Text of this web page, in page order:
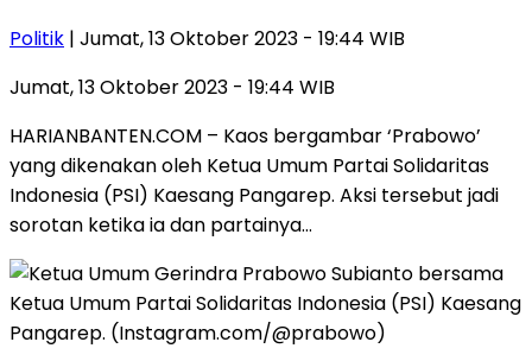
Politik | Jumat, 13 Oktober 2023 - 19:44 WIB
Jumat, 13 Oktober 2023 - 19:44 WIB
HARIANBANTEN.COM – Kaos bergambar ‘Prabowo’
yang dikenakan oleh Ketua Umum Partai Solidaritas
Indonesia (PSI) Kaesang Pangarep. Aksi tersebut jadi
sorotan ketika ia dan partainya…